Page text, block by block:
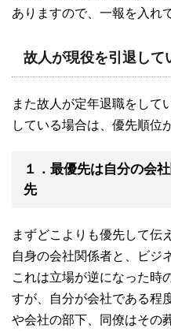
ありますので、一報を入れ
故人が現役を引退して
また故人が定年退職をして
している場合は、優先順位
１．最優先は自分の会
先
まずどこよりも優先して伝
自身の会社関係者と、ビジ
これは立場が逆になった時
すが、自分が会社である程
や会社の部下、同僚はその